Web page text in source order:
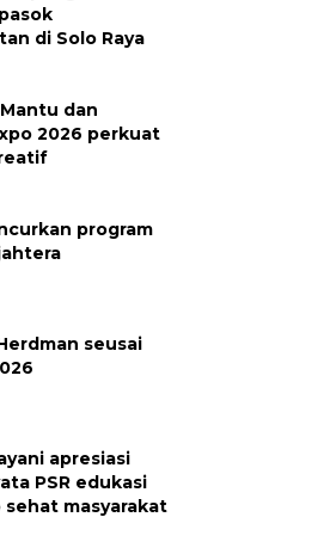
di Solo Raya
dan
2026 perkuat
program
seusai
apresiasi
PSR edukasi
sehat masyarakat